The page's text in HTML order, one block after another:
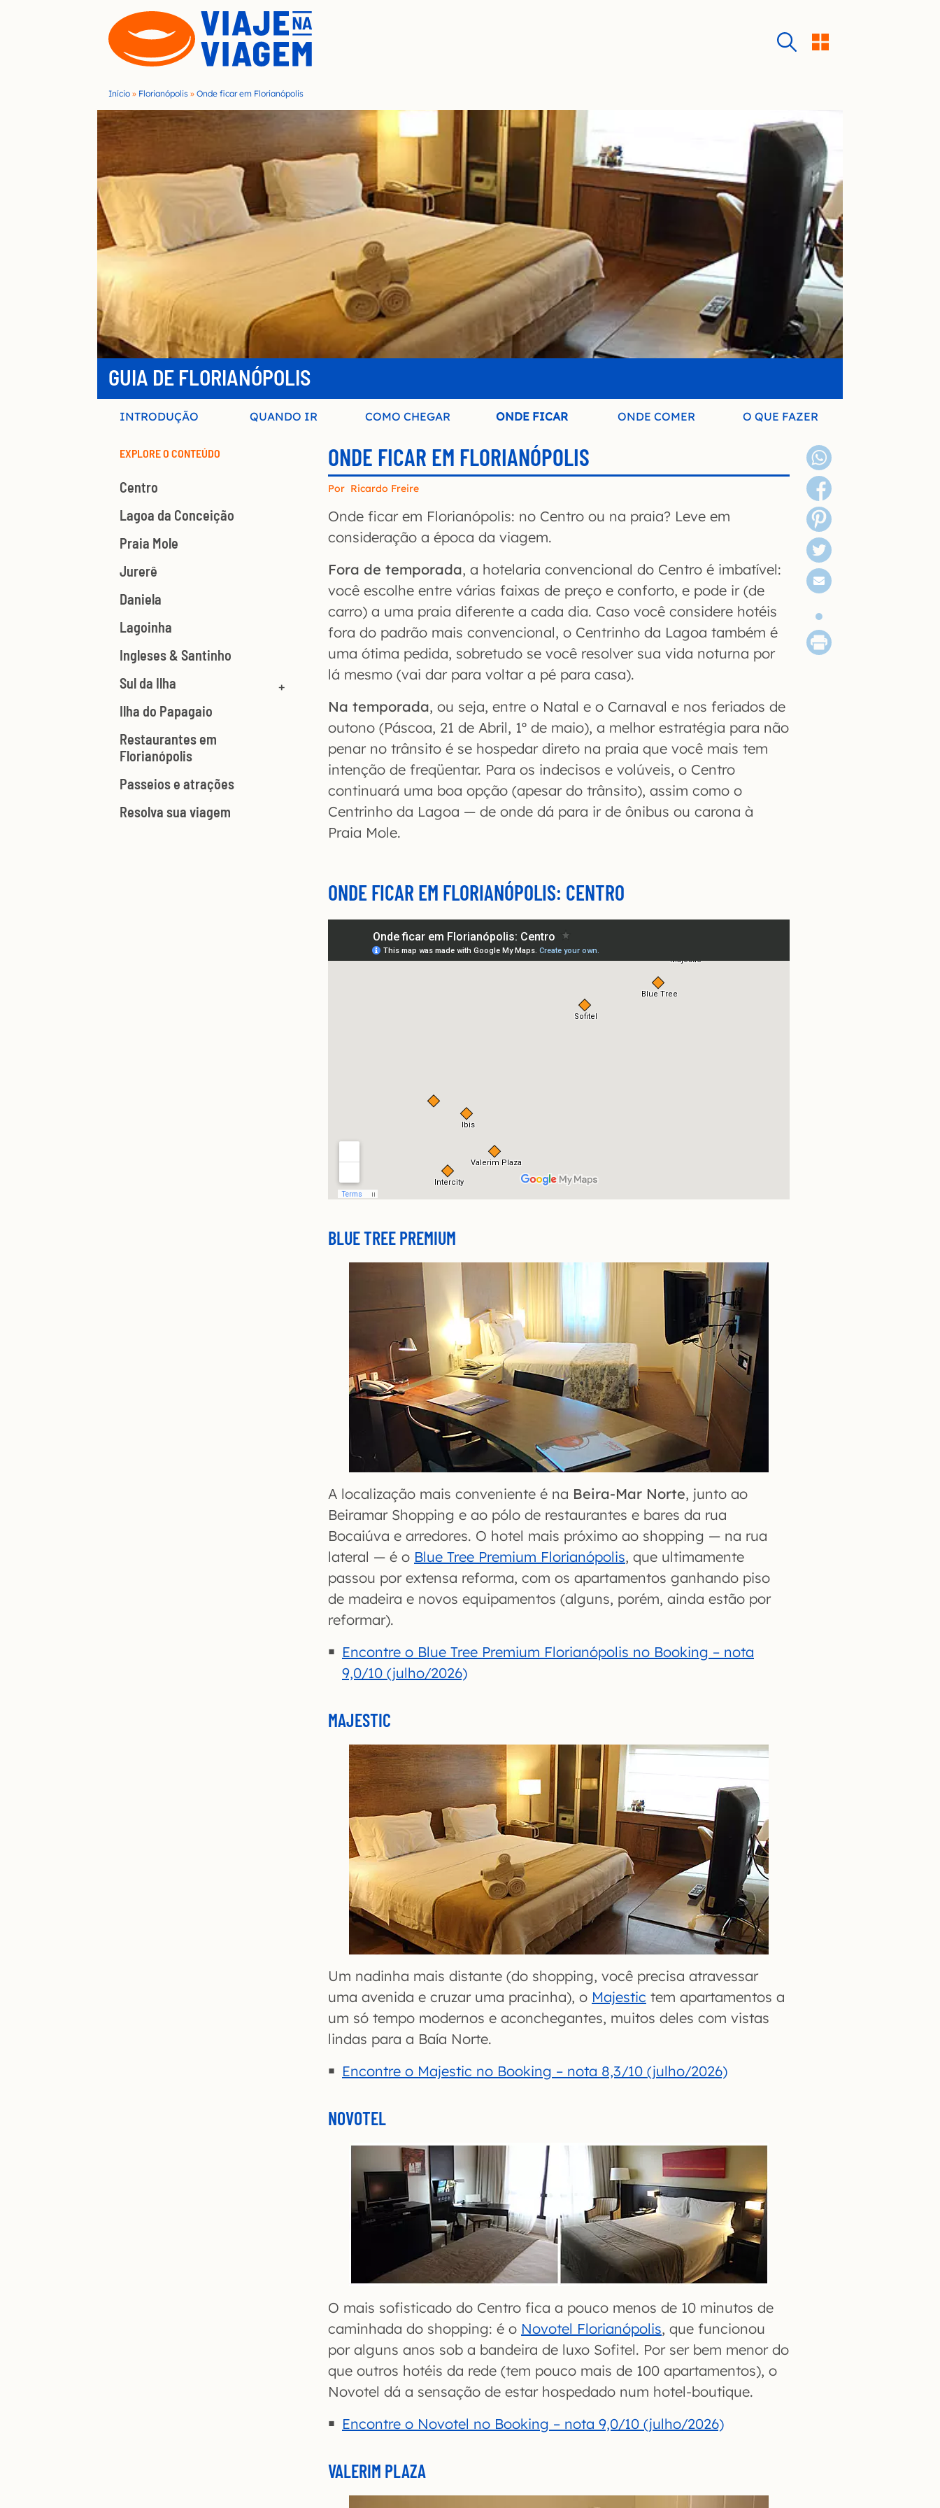
Início » Florianópolis » Onde ficar em Florianópolis
GUIA DE FLORIANÓPOLIS
INTRODUÇÃO QUANDO IR COMO CHEGAR ONDE FICAR ONDE COMER O QUE FAZER
EXPLORE O CONTEÚDO
Centro
Lagoa da Conceição
Praia Mole
Jurerê
Daniela
Lagoinha
Ingleses & Santinho
Sul da Ilha
Ilha do Papagaio
Restaurantes em
Florianópolis
Passeios e atrações
Resolva sua viagem
ONDE FICAR EM FLORIANÓPOLIS
Por Ricardo Freire
Onde ficar em Florianópolis: no Centro ou na praia? Leve em
consideração a época da viagem.
Fora de temporada, a hotelaria convencional do Centro é imbatível:
você escolhe entre várias faixas de preço e conforto, e pode ir (de
carro) a uma praia diferente a cada dia. Caso você considere hotéis
fora do padrão mais convencional, o Centrinho da Lagoa também é
uma ótima pedida, sobretudo se você resolver sua vida noturna por
lá mesmo (vai dar para voltar a pé para casa).
Na temporada, ou seja, entre o Natal e o Carnaval e nos feriados de
outono (Páscoa, 21 de Abril, 1º de maio), a melhor estratégia para não
penar no trânsito é se hospedar direto na praia que você mais tem
intenção de freqüentar. Para os indecisos e volúveis, o Centro
continuará uma boa opção (apesar do trânsito), assim como o
Centrinho da Lagoa — de onde dá para ir de ônibus ou carona à
Praia Mole.
ONDE FICAR EM FLORIANÓPOLIS: CENTRO
BLUE TREE PREMIUM
A localização mais conveniente é na Beira-Mar Norte, junto ao
Beiramar Shopping e ao pólo de restaurantes e bares da rua
Bocaiúva e arredores. O hotel mais próximo ao shopping — na rua
lateral — é o Blue Tree Premium Florianópolis, que ultimamente
passou por extensa reforma, com os apartamentos ganhando piso
de madeira e novos equipamentos (alguns, porém, ainda estão por
reformar).
Encontre o Blue Tree Premium Florianópolis no Booking – nota
9,0/10 (julho/2026)
MAJESTIC
Um nadinha mais distante (do shopping, você precisa atravessar
uma avenida e cruzar uma pracinha), o Majestic tem apartamentos a
um só tempo modernos e aconchegantes, muitos deles com vistas
lindas para a Baía Norte.
Encontre o Majestic no Booking – nota 8,3/10 (julho/2026)
NOVOTEL
O mais sofisticado do Centro fica a pouco menos de 10 minutos de
caminhada do shopping: é o Novotel Florianópolis, que funcionou
por alguns anos sob a bandeira de luxo Sofitel. Por ser bem menor do
que outros hotéis da rede (tem pouco mais de 100 apartamentos), o
Novotel dá a sensação de estar hospedado num hotel-boutique.
Encontre o Novotel no Booking – nota 9,0/10 (julho/2026)
VALERIM PLAZA